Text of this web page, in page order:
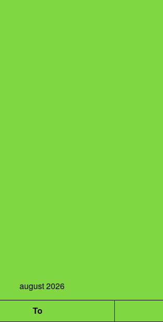
august 2026
To